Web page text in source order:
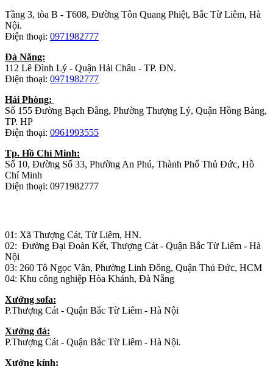
Tầng 3, tòa B - T608, Đường Tôn Quang Phiệt, Bắc Từ Liêm, Hà
Nội.
Điện thoại: 0971982777
Đà Năng:
112 Lê Đình Lý - Quận Hải Châu - TP. ĐN.
Điện thoại: 0971982777
Hải Phòng:
Số 155 Đường Bạch Đằng, Phường Thượng Lý, Quận Hồng Bàng,
TP. HP
Điện thoại: 0961993555
Tp. Hồ Chí Minh:
Số 10, Đường Số 33, Phường An Phú, Thành Phố Thủ Đức, Hồ
Chí Minh
Điện thoại: 0971982777
01: Xã Thượng Cát, Từ Liêm, HN.
02: Đường Đại Đoàn Kết, Thượng Cát - Quận Bắc Từ Liêm - Hà
Nội
03: 260 Tô Ngọc Vân, Phường Linh Đông, Quận Thủ Đức, HCM
04: Khu công nghiệp Hòa Khánh, Đà Nẵng
Xưởng sofa:
P.Thượng Cát - Quận Bắc Từ Liêm - Hà Nội
Xưởng đá:
P.Thượng Cát - Quận Bắc Từ Liêm - Hà Nội.
Xưởng kính: